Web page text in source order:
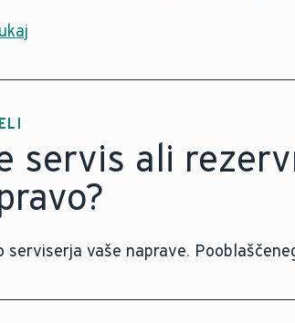
servis ali
serviserja vaše naprave.